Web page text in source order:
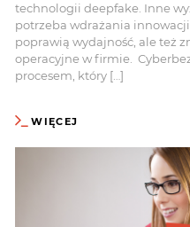
technologii deepfake. Inne
potrzeba wdrażania
poprawią wydajność, ale też
operacyjne w firmie.
procesem, który […]
WIĘCEJ